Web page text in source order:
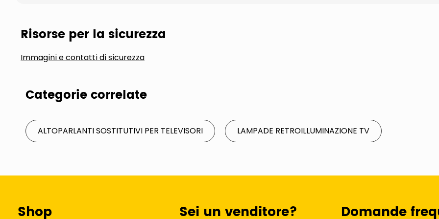
Risorse per la sicurezza
Immagini e contatti di sicurezza
Categorie correlate
ALTOPARLANTI SOSTITUTIVI PER TELEVISORI LAMPADE RETROILLUMINAZIONE TV
Shop Sei un venditore? Domande